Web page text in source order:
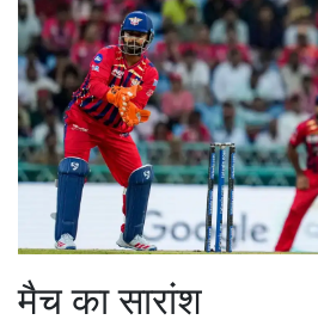
मैच का सारांश